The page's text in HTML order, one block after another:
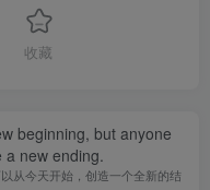
收藏
beginning, but anyone
new ending.
从今天开始，创造一个全新的结